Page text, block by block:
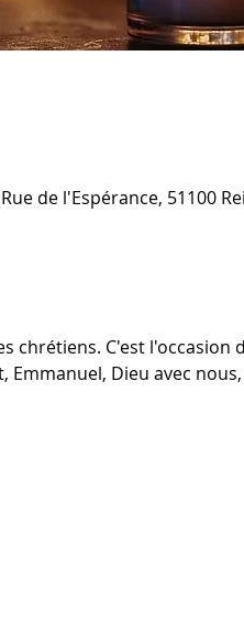
de l'Espérance, 51100
chrétiens. C'est
Emmanuel, Dieu avec